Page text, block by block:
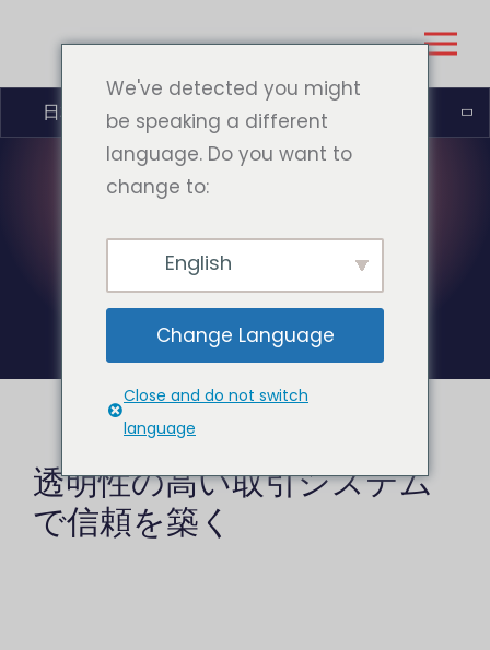
日本語
月:2026年6月
透明性の高い取引システム
で信頼を築く
We've detected you might
be speaking a different
language. Do you want to
change to:
English
Change Language
Close and do not switch
language